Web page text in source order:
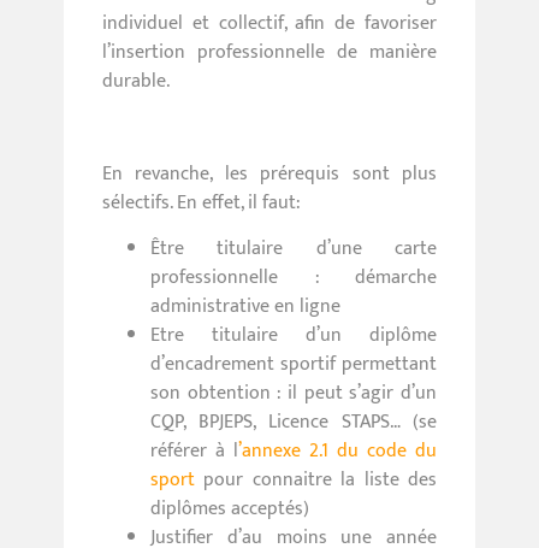
individuel et collectif, afin de favoriser
l’insertion professionnelle de manière
durable.
En revanche, les prérequis sont plus
sélectifs. En effet, il faut:
Être titulaire d’une carte
professionnelle : démarche
administrative en ligne
Etre titulaire d’un diplôme
d’encadrement sportif permettant
son obtention : il peut s’agir d’un
CQP, BPJEPS, Licence STAPS… (se
référer à l’annexe 2.1 du code du
sportpour connaitre la liste des
diplômes acceptés)
Justifier d’au moins une année